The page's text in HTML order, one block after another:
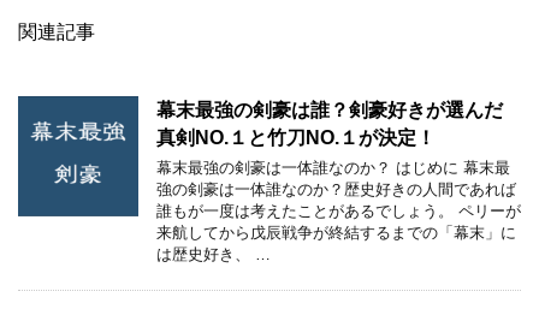
関連記事
幕末最強の剣豪は誰？剣豪好きが選んだ
真剣NO.１と竹刀NO.１が決定！
幕末最強の剣豪は一体誰なのか？ はじめに 幕末最
強の剣豪は一体誰なのか？歴史好きの人間であれば
誰もが一度は考えたことがあるでしょう。 ペリーが
来航してから戊辰戦争が終結するまでの「幕末」に
は歴史好き、 …